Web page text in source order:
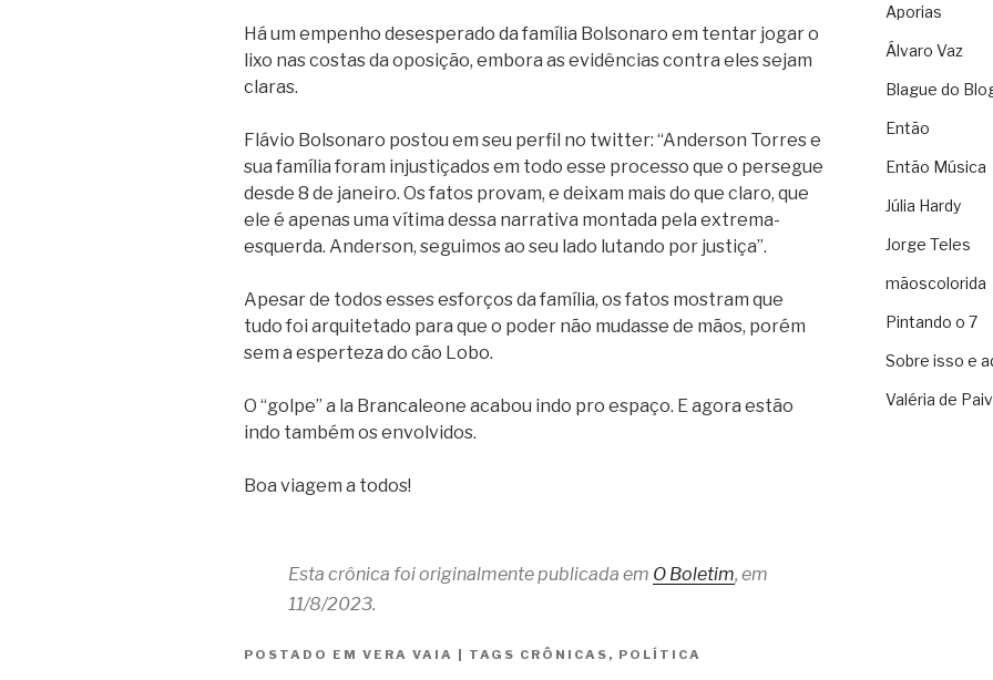
Há um empenho desesperado da família Bolsonaro em tentar jogar o
lixo nas costas da oposição, embora as evidências contra eles sejam
claras.
Flávio Bolsonaro postou em seu perfil no twitter: “Anderson Torres e
sua família foram injustiçados em todo esse processo que o persegue
desde 8 de janeiro. Os fatos provam, e deixam mais do que claro, que
ele é apenas uma vítima dessa narrativa montada pela extrema-
esquerda. Anderson, seguimos ao seu lado lutando por justiça”.
Apesar de todos esses esforços da família, os fatos mostram que
tudo foi arquitetado para que o poder não mudasse de mãos, porém
sem a esperteza do cão Lobo.
O “golpe” a la Brancaleone acabou indo pro espaço. E agora estão
indo também os envolvidos.
Boa viagem a todos!
Esta crônica foi originalmente publicada em O Boletim, em
11/8/2023.
POSTADO EM VERA VAIA | TAGS CRÔNICAS , POLÍTICA
Aporias
Álvaro Vaz
Blague do
Então
Então Música
Júlia Hardy
Jorge Teles
mãoscolorida
Pintando o 7
Sobre isso e
Valéria de